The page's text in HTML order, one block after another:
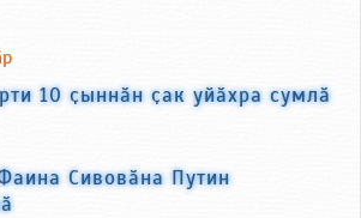
10 ҫыннӑн ҫак уйӑхра сумлӑ
Сивовӑна Путин